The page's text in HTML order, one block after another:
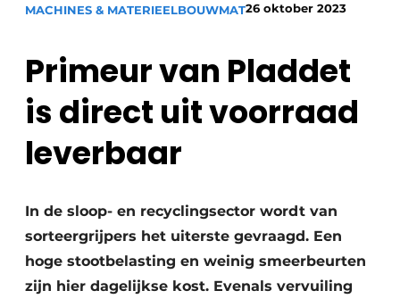
Duurzaamheid & Innovatie
Fundering
Kopen/Huren/Leasen
MACHINES & MATERIEELBOUWMAT26 oktober 2023
Primeur van Pladdet
is direct uit voorraad
leverbaar
In de sloop- en recyclingsector wordt van
sorteergrijpers het uiterste gevraagd. Een
hoge stootbelasting en weinig smeerbeurten
zijn hier dagelijkse kost. Evenals vervuiling